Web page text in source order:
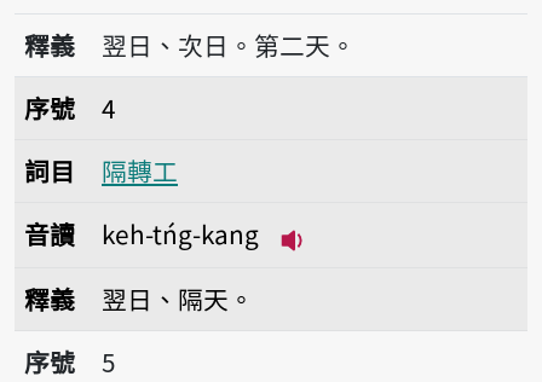
播放音讀
釋義
翌日、次日。第二天。
序號4隔轉工
序號
4
詞目
隔轉工
音讀
keh-tńg-kang
釋義
翌日、隔天。
序號5隔轉年
序號
5